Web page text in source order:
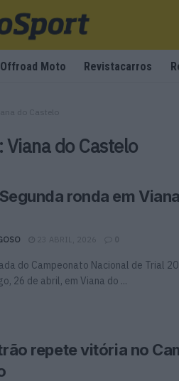
Offroad Moto Revistacarros
do Castelo
Viana do Castelo
ronda em
23 ABRIL, 2026 0
do Campeonato Nacional de Trial
26 de abril, em Viana do ...
repete vitória no